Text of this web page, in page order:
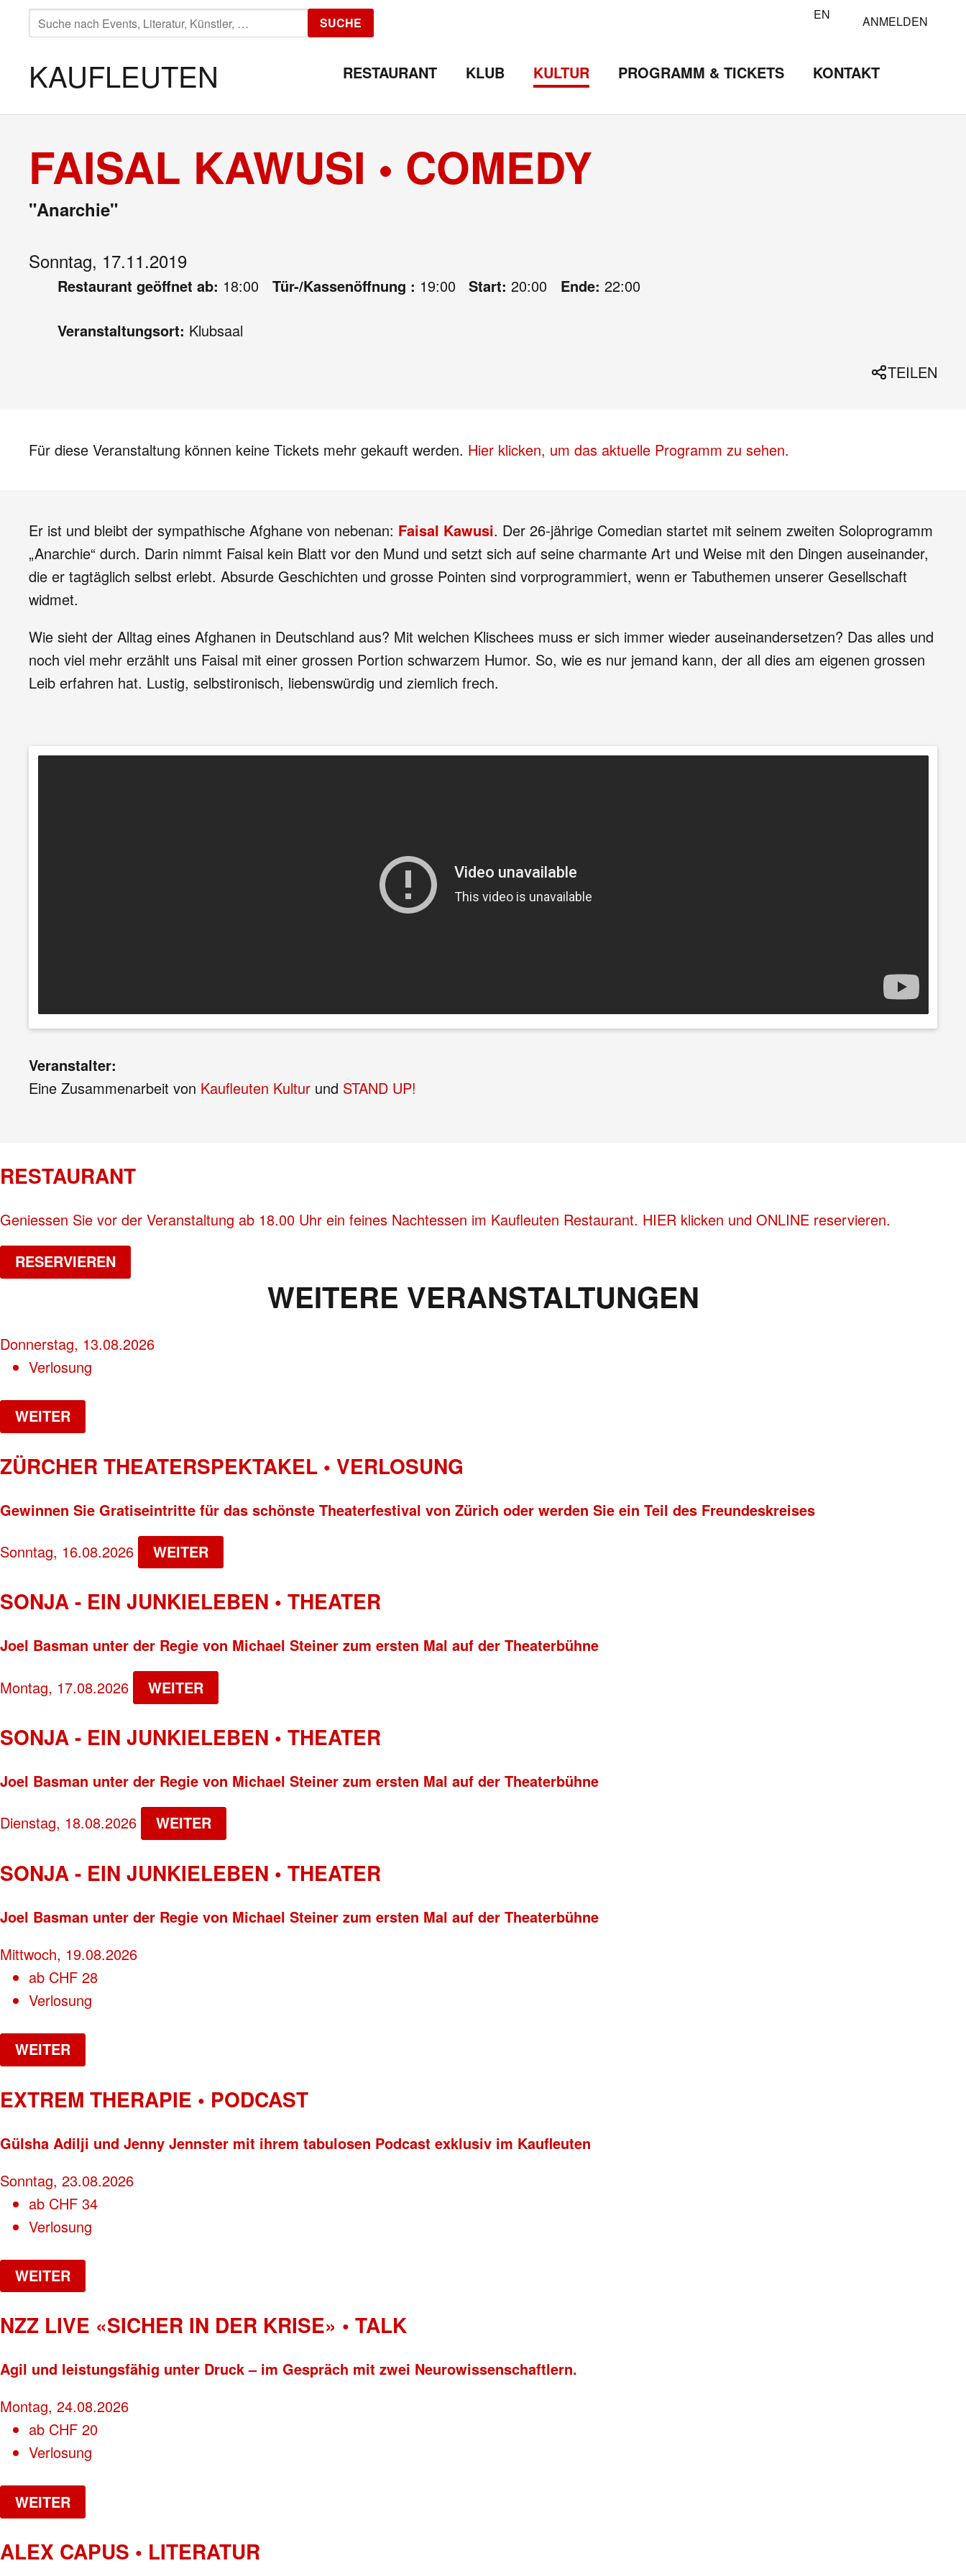
SUCHE
NACH:
SUCHE EN ANMELDEN
KAUFLEUTEN RESTAURANT KLUB KULTUR PROGRAMM & TICKETS KONTAKT
FAISAL KAWUSI • COMEDY
"Anarchie"
Sonntag, 17.11.2019
Restaurant geöffnet ab: 18:00 Tür-/Kassenöffnung : 19:00 Start: 20:00 Ende: 22:00
Veranstaltungsort: Klubsaal
TEILEN
Für diese Veranstaltung können keine Tickets mehr gekauft werden. Hier klicken, um das aktuelle Programm zu sehen.
Er ist und bleibt der sympathische Afghane von nebenan: Faisal Kawusi. Der 26-jährige Comedian startet mit seinem zweiten Soloprogramm
„Anarchie“ durch. Darin nimmt Faisal kein Blatt vor den Mund und setzt sich auf seine charmante Art und Weise mit den Dingen auseinander,
die er tagtäglich selbst erlebt. Absurde Geschichten und grosse Pointen sind vorprogrammiert, wenn er Tabuthemen unserer Gesellschaft
widmet.
Wie sieht der Alltag eines Afghanen in Deutschland aus? Mit welchen Klischees muss er sich immer wieder auseinandersetzen? Das alles und
noch viel mehr erzählt uns Faisal mit einer grossen Portion schwarzem Humor. So, wie es nur jemand kann, der all dies am eigenen grossen
Leib erfahren hat. Lustig, selbstironisch, liebenswürdig und ziemlich frech.
Veranstalter:
Eine Zusammenarbeit von Kaufleuten Kultur und STAND UP!
RESTAURANT
Geniessen Sie vor der Veranstaltung ab 18.00 Uhr ein feines Nachtessen im Kaufleuten Restaurant. HIER klicken und ONLINE reservieren.
RESERVIEREN
WEITERE VERANSTALTUNGEN
Donnerstag, 13.08.2026
Verlosung
WEITER
ZÜRCHER THEATERSPEKTAKEL • VERLOSUNG
Gewinnen Sie Gratiseintritte für das schönste Theaterfestival von Zürich oder werden Sie ein Teil des Freundeskreises
Sonntag, 16.08.2026 WEITER
SONJA - EIN JUNKIELEBEN • THEATER
Joel Basman unter der Regie von Michael Steiner zum ersten Mal auf der Theaterbühne
Montag, 17.08.2026 WEITER
SONJA - EIN JUNKIELEBEN • THEATER
Joel Basman unter der Regie von Michael Steiner zum ersten Mal auf der Theaterbühne
Dienstag, 18.08.2026 WEITER
SONJA - EIN JUNKIELEBEN • THEATER
Joel Basman unter der Regie von Michael Steiner zum ersten Mal auf der Theaterbühne
Mittwoch, 19.08.2026
ab CHF 28
Verlosung
WEITER
EXTREM THERAPIE • PODCAST
Gülsha Adilji und Jenny Jennster mit ihrem tabulosen Podcast exklusiv im Kaufleuten
Sonntag, 23.08.2026
ab CHF 34
Verlosung
WEITER
NZZ LIVE «SICHER IN DER KRISE» • TALK
Agil und leistungsfähig unter Druck – im Gespräch mit zwei Neurowissenschaftlern.
Montag, 24.08.2026
ab CHF 20
Verlosung
WEITER
ALEX CAPUS • LITERATUR